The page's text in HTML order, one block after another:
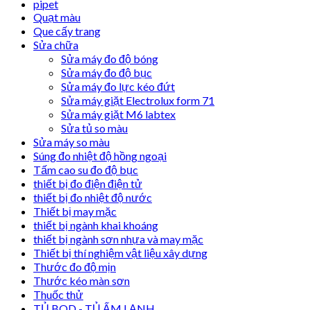
pipet
Quạt màu
Que cấy trang
Sửa chữa
Sửa máy đo độ bóng
Sửa máy đo độ bục
Sửa máy đo lực kéo đứt
Sửa máy giặt Electrolux form 71
Sửa máy giặt M6 labtex
Sửa tủ so màu
Sửa máy so màu
Súng đo nhiệt độ hồng ngoại
Tấm cao su đo độ bục
thiết bị đo điện điện tử
thiết bị đo nhiệt độ nước
Thiết bị may mặc
thiết bị ngành khai khoáng
thiết bị ngành sơn nhựa và may mặc
Thiết bị thí nghiệm vật liệu xây dựng
Thước đo độ mịn
Thước kéo màn sơn
Thuốc thử